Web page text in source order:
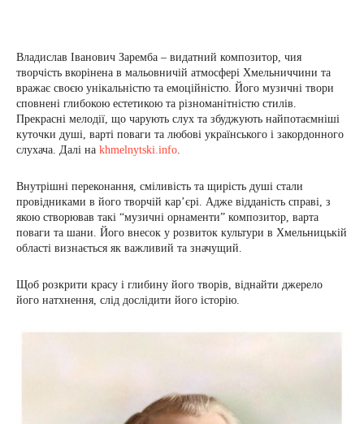
Владислав Іванович Заремба – видатний композитор, чия
творчість вкорінена в мальовничій атмосфері Хмельниччини та
вражає своєю унікальністю та емоційністю. Його музичні твори
сповнені глибокою естетикою та різноманітністю стилів.
Прекрасні мелодії, що чарують слух та збуджують найпотаємніші
куточки душі, варті поваги та любові українського і закордонного
слухача. Далі на khmelnytski.info.
Внутрішні переконання, сміливість та щирість душі стали
провідниками в його творчій кар’єрі. Адже відданість справі, з
якою створював такі “музичні орнаменти” композитор, варта
поваги та шани. Його внесок у розвиток культури в Хмельницькій
області визнається як важливий та значущий.
Щоб розкрити красу і глибину його творів, віднайти джерело
його натхнення, слід дослідити його історію.